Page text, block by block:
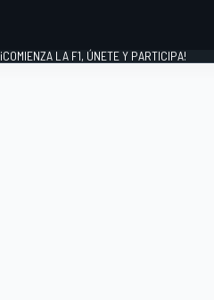
¡COMIENZA LA F1, ÚNETE Y PARTICIPA!